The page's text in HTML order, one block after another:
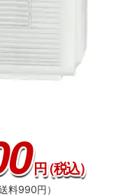
円（税込）
料990円）